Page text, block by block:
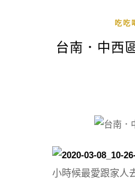
吃吃
台南．中西
小時候最愛跟家人